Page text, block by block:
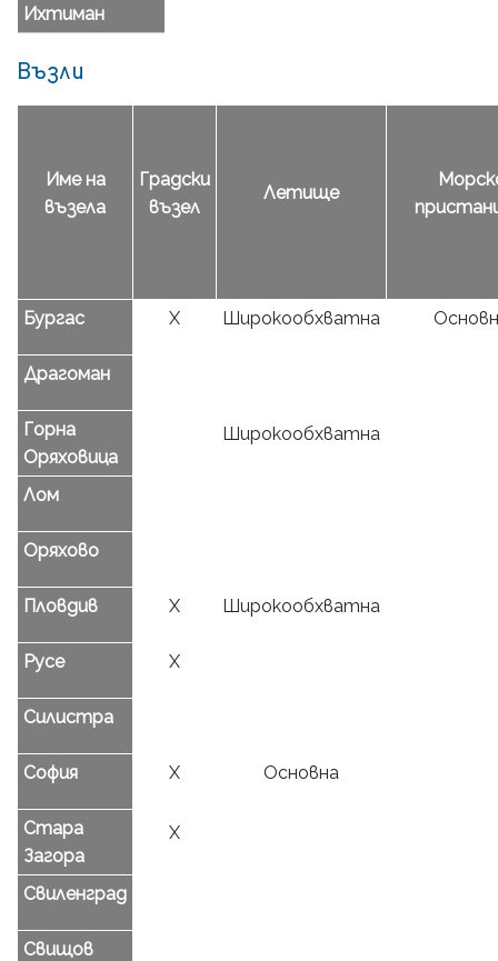
Ихтиман
Възли
Име на
възела
Градски
възел
Летище
Бургас Х Широкообхватна
Драгоман
Горна
Оряховица
Широкообхватна
Лом
Оряхово
Пловдив Х Широкообхватна
Русе Х
Силистра
София Х Основна
Стара
Загора
Х
Свиленград
Свищов